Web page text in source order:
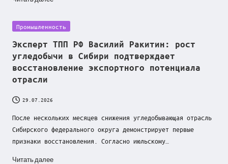
Posted
Промышленность
Эксперт ТПП РФ Василий Ракитин: рост
угледобычи в Сибири подтверждает
восстановление экспортного потенциала
отрасли
29.07.2026
После нескольких месяцев снижения угледобывающая отрасль
Сибирского федерального округа демонстрирует первые
признаки восстановления. Согласно июльскому…
Читать далее